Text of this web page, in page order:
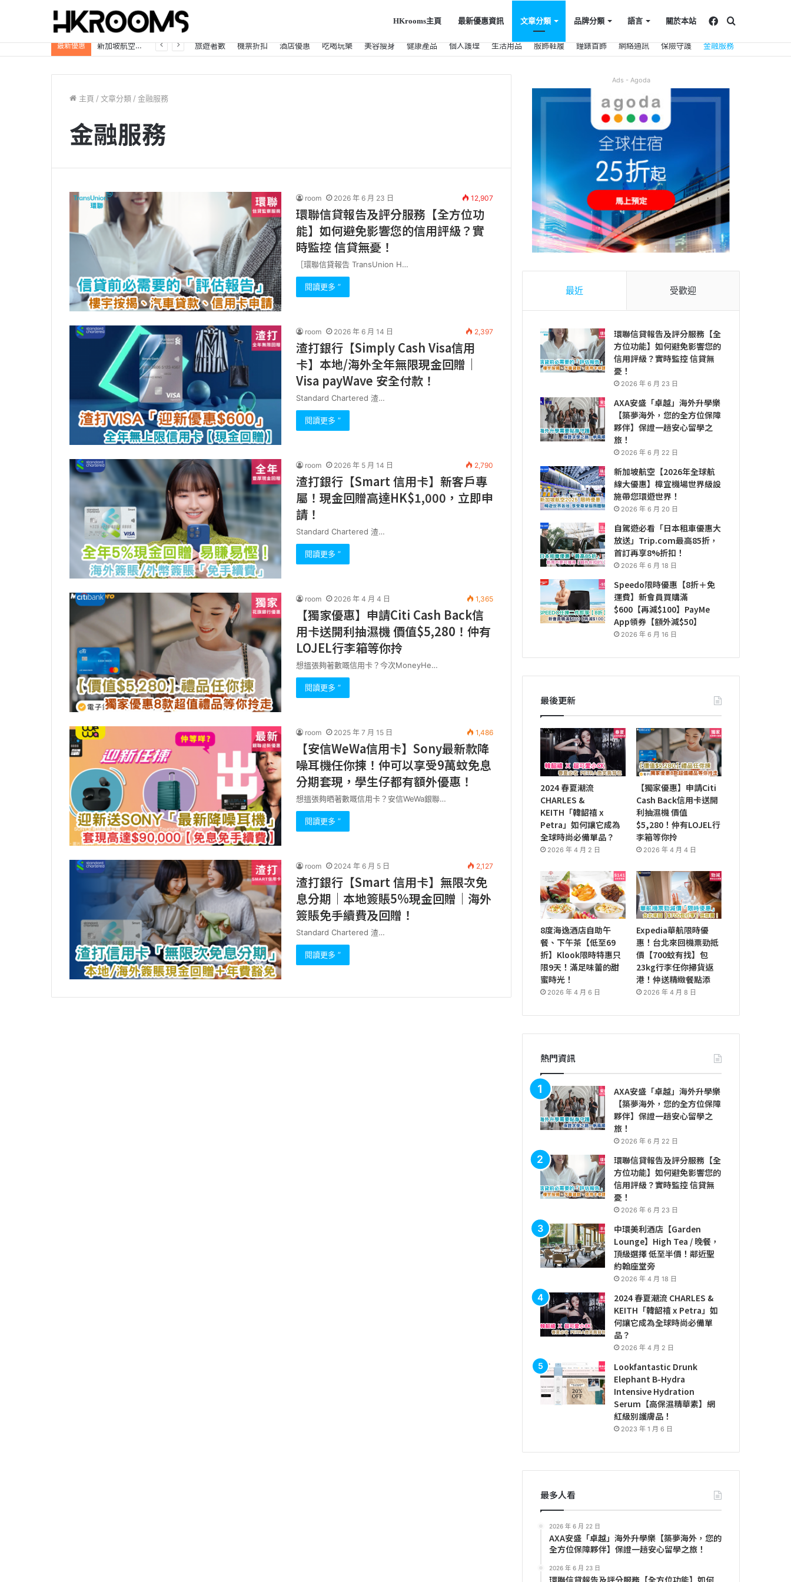
HKrooms主頁 最新優惠資訊 文章分類 品牌分類 語言 關於本站 搜
Facebook
最新優惠 自駕遊必看「日本租車優惠大放送」Trip.com最高85折，首訂再享8%折扣！ 旅遊著數 機票折扣 酒店優惠 吃喝玩樂 美容瘦身 健康產品 個人護理 生活用品 服飾鞋履 鐘錶首飾 網絡通訊 保險守護 金融服務
主頁 / 文章分類 / 金融服務
金融服務
room 2026 年 6 月 23 日 12,907
環聯信貸報告及評分服務【全方位功
能】如何避免影響您的信用評級？實
時監控 信貸無憂！
［環聯信貸報告 TransUnion H…
閱讀更多 ”
room 2026 年 6 月 14 日 2,397
渣打銀行【Simply Cash Visa信用
卡】本地/海外全年無限現金回贈｜
Visa payWave 安全付款！
Standard Chartered 渣…
閱讀更多 ”
room 2026 年 5 月 14 日 2,790
渣打銀行【Smart 信用卡】新客戶專
屬！現金回贈高達HK$1,000，立即申
請！
Standard Chartered 渣…
閱讀更多 ”
room 2026 年 4 月 4 日 1,365
【獨家優惠】申請Citi Cash Back信
用卡送開利抽濕機 價值$5,280！仲有
LOJEL行李箱等你拎
想搵張夠著數嘅信用卡？今次MoneyHe…
閱讀更多 ”
room 2025 年 7 月 15 日 1,486
【安信WeWa信用卡】Sony最新款降
噪耳機任你揀！仲可以享受9萬蚊免息
分期套現，學生仔都有額外優惠！
想搵張夠晒著數嘅信用卡？安信WeWa銀聯…
閱讀更多 ”
room 2024 年 6 月 5 日 2,127
渣打銀行【Smart 信用卡】無限次免
息分期｜本地簽賬5%現金回贈｜海外
簽賬免手續費及回贈！
Standard Chartered 渣…
閱讀更多 ”
Ads - Agoda
最近 受歡迎
環聯信貸報告及評分服務【全
方位功能】如何避免影響您的
信用評級？實時監控 信貸無
憂！
2026 年 6 月 23 日
AXA安盛「卓越」海外升學樂
【築夢海外，您的全方位保障
夥伴】保證一趟安心留學之
旅！
2026 年 6 月 22 日
新加坡航空【2026年全球航
線大優惠】樟宜機場世界級設
施帶您環遊世界！
2026 年 6 月 20 日
自駕遊必看「日本租車優惠大
放送」Trip.com最高85折，
首訂再享8%折扣！
2026 年 6 月 18 日
Speedo限時優惠【8折＋免
運費】新會員買購滿
$600【再減$100】PayMe
App領券【額外減$50】
2026 年 6 月 16 日
最後更新
2024 春夏潮流
CHARLES &
KEITH「韓韶禧 x
Petra」如何讓它成為
全球時尚必備單品？
2026 年 4 月 2 日
【獨家優惠】申請Citi
Cash Back信用卡送開
利抽濕機 價值
$5,280！仲有LOJEL行
李箱等你拎
2026 年 4 月 4 日
8度海逸酒店自助午
餐、下午茶【低至69
折】Klook限時特惠只
限9天！滿足味蕾的甜
蜜時光！
2026 年 4 月 6 日
Expedia華航限時優
惠！台北來回機票勁抵
價【700蚊有找】包
23kg行李任你掃貨返
港！仲送精緻餐點添
2026 年 4 月 8 日
熱門資訊
AXA安盛「卓越」海外升學樂
【築夢海外，您的全方位保障
夥伴】保證一趟安心留學之
旅！
2026 年 6 月 22 日
環聯信貸報告及評分服務【全
方位功能】如何避免影響您的
信用評級？實時監控 信貸無
憂！
2026 年 6 月 23 日
中環美利酒店【Garden
Lounge】High Tea / 晚餐，
頂級選擇 低至半價！鄰近聖
約翰座堂旁
2026 年 4 月 18 日
2024 春夏潮流 CHARLES &
KEITH「韓韶禧 x Petra」如
何讓它成為全球時尚必備單
品？
2026 年 4 月 2 日
Lookfantastic Drunk
Elephant B-Hydra
Intensive Hydration
Serum【高保濕精華素】網
紅級別護膚品！
2023 年 1 月 6 日
最多人看
2026 年 6 月 22 日
AXA安盛「卓越」海外升學樂【築夢海外，您的
全方位保障夥伴】保證一趟安心留學之旅！
2026 年 6 月 23 日